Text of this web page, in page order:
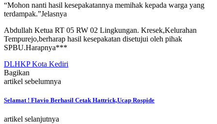
“Mohon nanti hasil kesepakatannya memihak kepada warga yang
terdampak.”Jelasnya
Abdullah Ketua RT 05 RW 02 Lingkungan. Kresek,Kelurahan
Tempurejo,berharap hasil kesepakatan disetujui oleh pihak
SPBU.Harapnya***
DLHKP Kota Kediri
Bagikan
artikel sebelumnya
Selamat ! Flavio Berhasil Cetak Hattrick,Ucap Rospide
artikel selanjutnya